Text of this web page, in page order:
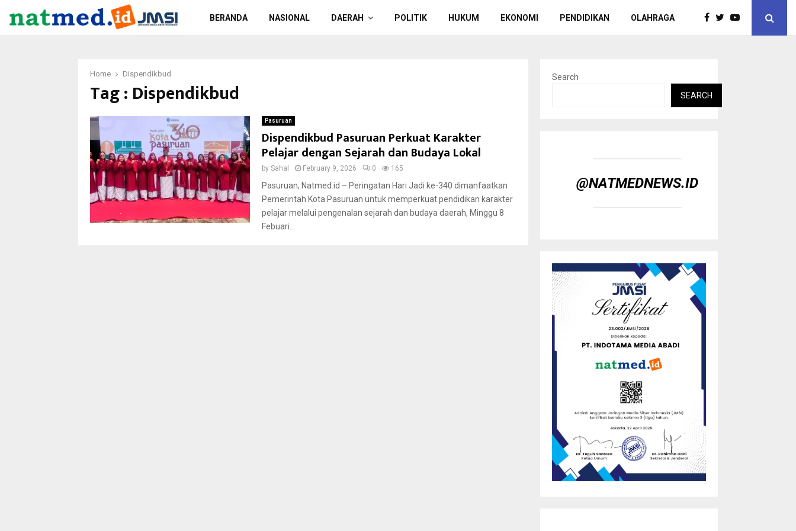
BERANDA NASIONAL DAERAH POLITIK HUKUM EKONOMI PENDIDIKAN OLAHRAGA
Home Dispendikbud
Tag : Dispendikbud
Pasuruan
Dispendikbud Pasuruan Perkuat Karakter
Pelajar dengan Sejarah dan Budaya Lokal
by Sahal February 9, 2026 0 165
Pasuruan, Natmed.id – Peringatan Hari Jadi ke-340 dimanfaatkan
Pemerintah Kota Pasuruan untuk memperkuat pendidikan karakter
pelajar melalui pengenalan sejarah dan budaya daerah, Minggu 8
Febuari...
Search
SEARCH
@NATMEDNEWS.ID